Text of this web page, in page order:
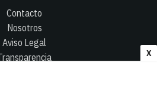
X
Contacto
Nosotros
Aviso Legal